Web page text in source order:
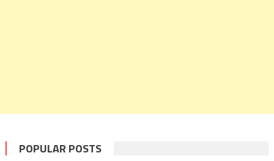
POPULAR POSTS